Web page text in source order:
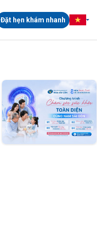
Đặt hẹn khám nhanh